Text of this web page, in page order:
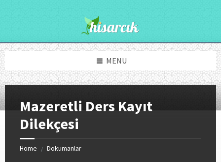
MENU
Mazeretli Ders Kayıt
Dilekçesi
Home / Dökümanlar